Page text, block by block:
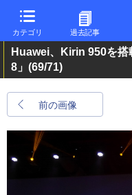
カテゴリ 過去記事
Huawei、Kirin 950を搭
8」 (69/71)
前の画像